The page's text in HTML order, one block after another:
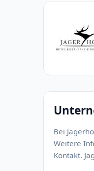
Bei
Weitere
Kontakt.